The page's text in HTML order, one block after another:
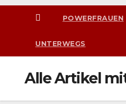
POWERFRAUEN
UNTERWEGS
Alle Artikel